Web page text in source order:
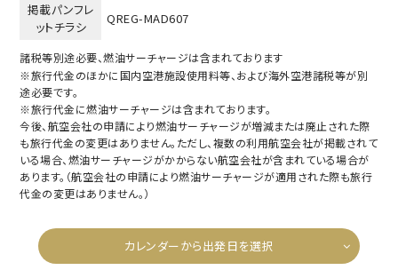
掲載パンフレ
ットチラシ
QREG-MAD607
諸税等別途必要、燃油サーチャージは含まれております
※旅行代金のほかに国内空港施設使用料等、および海外空港諸税等が別
途必要です。
※旅行代金に燃油サーチャージは含まれております。
今後、航空会社の申請により燃油サーチャージが増減または廃止された際
も旅行代金の変更はありません。ただし、複数の利用航空会社が掲載されて
いる場合、燃油サーチャージがかからない航空会社が含まれている場合が
あります。（航空会社の申請により燃油サーチャージが適用された際も旅行
代金の変更はありません。）
カレンダーから出発日を選択